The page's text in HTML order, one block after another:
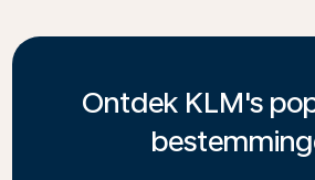
Ontdek KLM's